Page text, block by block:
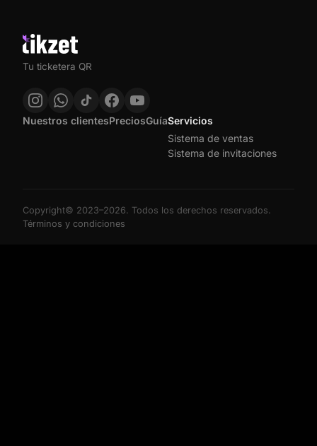
Tu ticketera QR
Nuestros clientesPreciosGuíaServicios
Sistema de ventas
Sistema de invitaciones
Copyright© 2023–2026. Todos los derechos reservados.
Términos y condiciones